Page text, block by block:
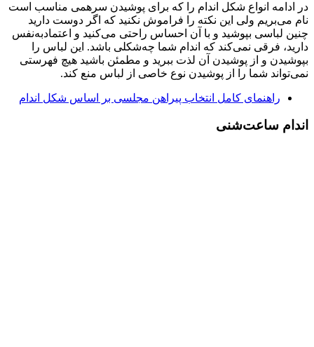
در ادامه انواع شکل اندام را که برای پوشیدن سرهمی مناسب است
نام می‌بریم ولی این نکته را فراموش نکنید که اگر دوست دارید
چنین لباسی بپوشید و با آن احساس راحتی می‌کنید و اعتمادبه‌نفس
دارید، فرقی نمی‌کند که اندام شما چه‌شکلی باشد. این لباس را
بپوشیدن و از پوشیدن آن لذت ببرید و مطمئن باشید هیچ فهرستی
نمی‌تواند شما را از پوشیدن نوع خاصی از لباس منع کند.
راهنمای کامل انتخاب پیراهن مجلسی بر اساس شکل اندام
اندام ساعت‌شنی